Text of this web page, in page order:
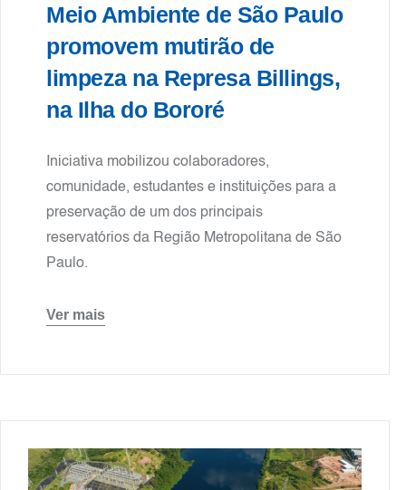
Meio Ambiente de São Paulo
promovem mutirão de
limpeza na Represa Billings,
na Ilha do Bororé
Iniciativa mobilizou colaboradores,
comunidade, estudantes e instituições para a
preservação de um dos principais
reservatórios da Região Metropolitana de São
Paulo.
Ver mais